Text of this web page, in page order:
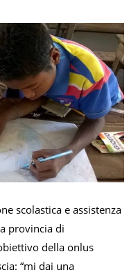
scolastica e assistenza
provincia di
della onlus
“mi dai una